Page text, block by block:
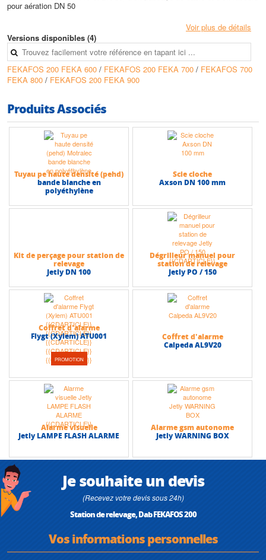
pour aération DN 50
• Température max du liquide pompé : + 50° C
• Liquide pompé : chargé avec corps solides en suspension d’un
diamètre max de 50 mm (FEKA VS)
• Prévue pour : FEKA 600 M-NA - FEKA VS 550 M-NA /T-NA - FEKA
VS 750 M-NA/T-NA - FEKA VS 1000 M-NA /T-NA - FEKA VS 1200 M-
1400M/1800T
• Pompe à commander séparément
• Hauteur max (HMT) : 23 m
• Débit max : 32 m3/h
Voir plus de détails
Versions disponibles (4)
FEKAFOS 200 FEKA 600 / FEKAFOS 200 FEKA 700 / FEKAFOS 700
FEKA 800 / FEKAFOS 200 FEKA 900
Produits Associés
Tuyau pe haute densité (pehd)
bande blanche en
polyéthylène
Scie cloche
Axson DN 100 mm
Kit de perçage pour station de
relevage
Jetly DN 100
Dégrilleur manuel pour
station de relevage
Jetly PO / 150
PROMOTION
Coffret d'alarme
Flygt (Xylem) ATU001
Coffret d'alarme
Calpeda AL9V20
Alarme visuelle
Jetly LAMPE FLASH ALARME
Alarme gsm autonome
Jetly WARNING BOX
Je souhaite un devis
(Recevez votre devis sous 24h)
Station de relevage, Dab FEKAFOS 200
Vos informations personnelles